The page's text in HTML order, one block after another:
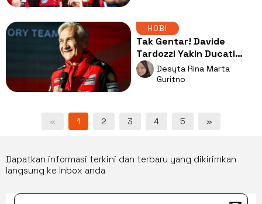
HOBI
Tak Gentar! Davide
Tardozzi Yakin Ducati
Bisa Raih Gelar Juara
Dunia
Desyta Rina Marta
Guritno
« 1 2 3 4 5 »
Dapatkan informasi terkini dan terbaru yang dikirimkan
langsung ke Inbox anda